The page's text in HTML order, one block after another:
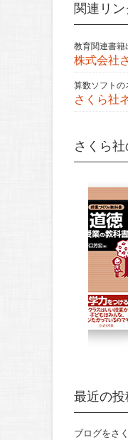
関連リン
教育関連書籍
株式会社
算数ソフトの
さくら社
さくら社
最近の投
ブログをさ